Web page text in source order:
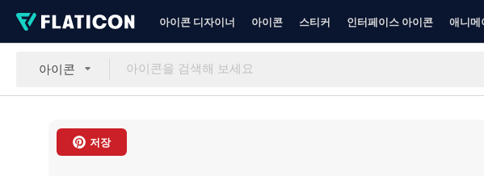
아이콘 디자이너 아이콘 스티커 인터페이스 아이콘 애니메
아이콘
저장